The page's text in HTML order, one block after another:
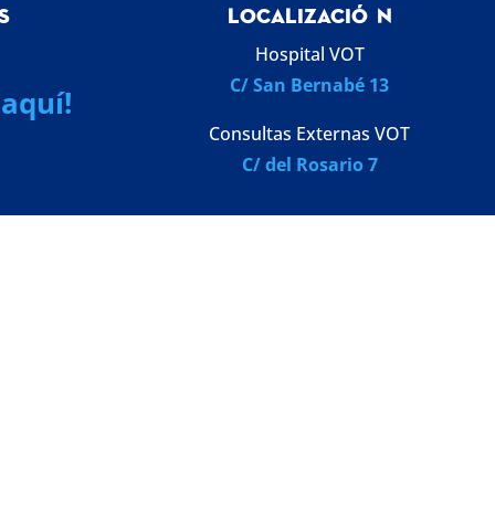
LOCALIZACIÓ N
Hospital VOT
C/ San Bernabé 13
Consultas Externas VOT
C/ del Rosario 7